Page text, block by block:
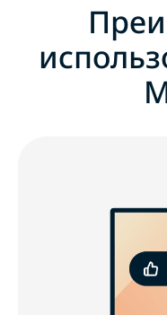
Преимущества
Как
Могу ли я
ЧаВо: как